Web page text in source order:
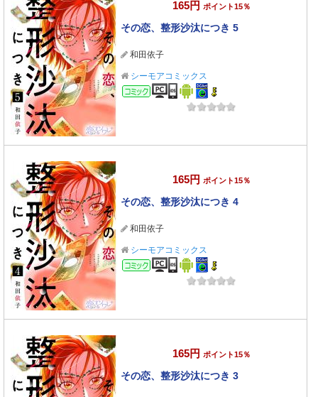
165円 ポイント15％
その恋、整形沙汰につき 5
和田依子
シーモアコミックス
コミック
165円 ポイント15％
その恋、整形沙汰につき 4
和田依子
シーモアコミックス
コミック
165円 ポイント15％
その恋、整形沙汰につき 3